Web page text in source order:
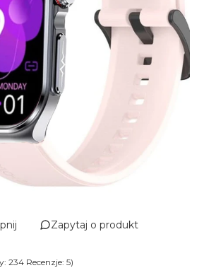
Zapytaj o produkt
234 Recenzje: 5)